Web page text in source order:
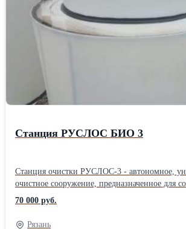
отведения очищенной воды Самотечный/
локального очистного сооружения Стандарт Высота 1500;
Ширина 800; Длина1200 мм Максимальная производительность
Вертикальное Способ отведения очищенной
принудительный Материал: Полиэтилен
Станция РУСЛОС БИО 3
Станция очистки РУСЛОС-3 - автономное,
очистное сооружение, предназначенное для
канализационных систем на загородных
поселках Простая цилиндрическая
отличие от прямоугольной, придает ей
70 000 руб.
Рязань